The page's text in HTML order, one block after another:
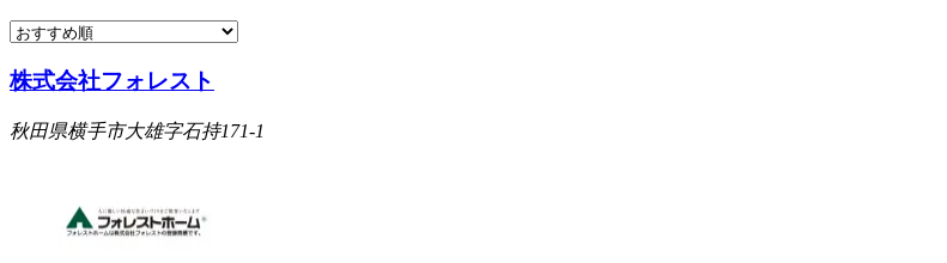
株式会社フォレスト
秋田県横手市大雄字石持171-1